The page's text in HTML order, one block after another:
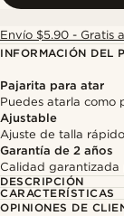
Envío $5.90 - Gratis
INFORMACIÓN DEL
Pajarita para atar
Puedes atarla como
Ajustable
Ajuste de talla
Garantía de 2 años
Calidad
DESCRIPCIÓN
CARACTERÍSTICAS
OPINIONES DE